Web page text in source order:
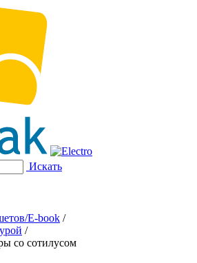
Искать
E-book /
/
со сотилусом